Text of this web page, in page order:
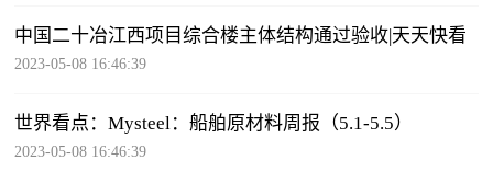
中国二十冶江西项目综合楼主体结构通过验收|天天快看
2023-05-08 16:46:39
世界看点：Mysteel：船舶原材料周报（5.1-5.5）
2023-05-08 16:46:39